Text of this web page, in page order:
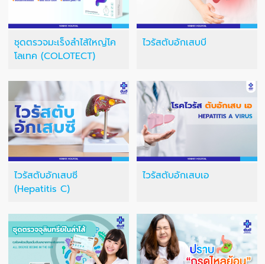
ชุดตรวจมะเร็งลำไส้ใหญ่โค
โลเทค (COLOTECT)
ไวรัสตับอักเสบบี
ไวรัสตับอักเสบซี
(Hepatitis C)
ไวรัสตับอักเสบเอ